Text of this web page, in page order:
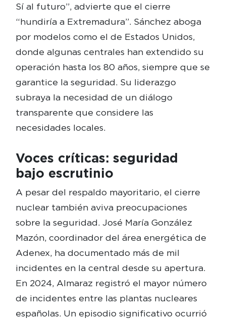
Sí al futuro”, advierte que el cierre
“hundiría a Extremadura”. Sánchez aboga
por modelos como el de Estados Unidos,
donde algunas centrales han extendido su
operación hasta los 80 años, siempre que se
garantice la seguridad. Su liderazgo
subraya la necesidad de un diálogo
transparente que considere las
necesidades locales.
Voces críticas: seguridad
bajo escrutinio
A pesar del respaldo mayoritario, el cierre
nuclear también aviva preocupaciones
sobre la seguridad. José María González
Mazón, coordinador del área energética de
Adenex, ha documentado más de mil
incidentes en la central desde su apertura.
En 2024, Almaraz registró el mayor número
de incidentes entre las plantas nucleares
españolas. Un episodio significativo ocurrió